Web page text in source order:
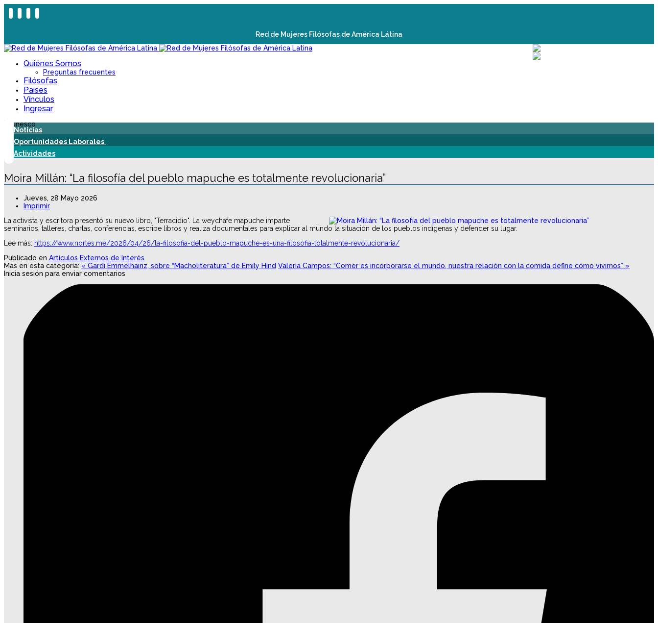
Red de Mujeres Filósofas de América Látina
Quiénes Somos
Preguntas frecuentes
Filósofas
Paises
Vínculos
Ingresar
Noticias
Oportunidades Laborales
Actividades
Moira Millán: “La filosofía del pueblo mapuche es totalmente revolucionaria”
Jueves, 28 Mayo 2026
Imprimir
La activista y escritora presentó su nuevo libro, "Terracidio". La weychafe mapuche imparte
seminarios, talleres, charlas, conferencias, escribe libros y realiza documentales para explicar al mundo la situación de los pueblos indígenas y defender su lugar.
Lee más: https://www.nortes.me/2026/04/26/la-filosofia-del-pueblo-mapuche-es-una-filosofia-totalmente-revolucionaria/
Publicado en Artículos Externos de Interés
Más en esta categoría: « Gardi Emmelhainz, sobre “Macholiteratura” de Emily Hind Valeria Campos: “Comer es incorporarse el mundo, nuestra relación con la comida define cómo vivimos” »
Inicia sesión para enviar comentarios